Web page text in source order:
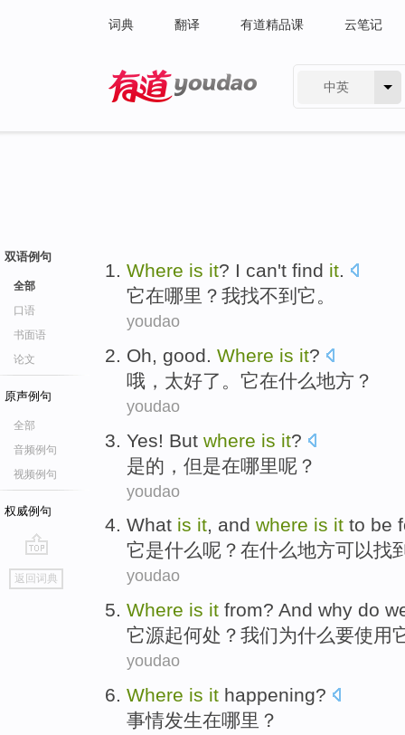
词典 翻译 有道精品课 云笔记
中英
双语例句
全部
口语
书面语
论文
原声例句
全部
音频例句
视频例句
权威例句
go
top
返回词典
Where is it? I can't find it.
它在哪里 ？ 我找不到 它。
youdao
Oh, good. Where is it?
哦 ， 太好了。 它在什么地方 ？
youdao
Yes! But where is it?
是的 ， 但是在哪里呢？
youdao
What is it, and where is it to be
它是什么呢？在什么地方可以找
youdao
Where is it from? And why do
它源起何处？我们为什么要使用
youdao
Where is it happening?
事情发生在哪里 ？